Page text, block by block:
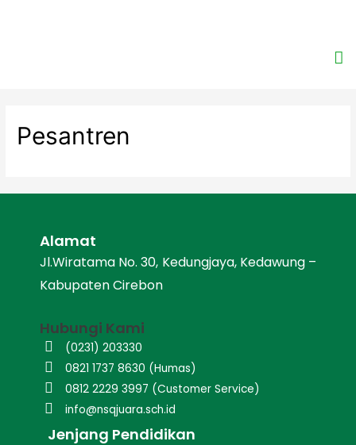
Pesantren
Alamat
Jl.Wiratama No. 30, Kedungjaya, Kedawung –
Kabupaten Cirebon
Hubungi Kami
(0231) 203330
0821 1737 8630 (Humas)
0812 2229 3997 (Customer Service)
info@nsqjuara.sch.id
Jenjang Pendidikan